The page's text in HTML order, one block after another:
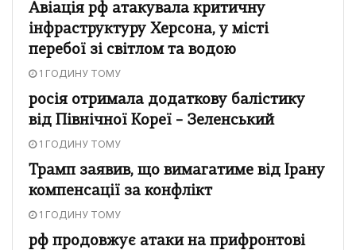
Авіація рф атакувала критичну
інфраструктуру Херсона, у місті
перебої зі світлом та водою
1 ГОДИНУ ТОМУ
росія отримала додаткову балістику
від Північної Кореї – Зеленський
1 ГОДИНУ ТОМУ
Трамп заявив, що вимагатиме від Ірану
компенсації за конфлікт
1 ГОДИНУ ТОМУ
рф продовжує атаки на прифронтові